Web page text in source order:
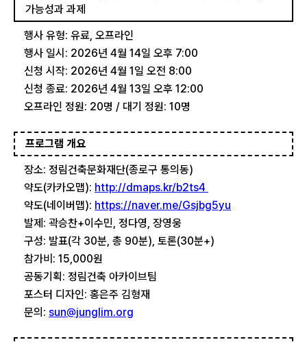
가능성과 과제
행사 유형: 유료, 오프라인
행사 일시: 2026년 4월 14일 오후 7:00
신청 시작: 2026년 4월 1일 오전 8:00
신청 종료: 2026년 4월 13일 오후 12:00
오프라인 정원: 20명 / 대기 정원: 10명
프로그램 개요
장소: 정림건축문화재단(종로구 통의동)
약도(카카오맵): http://dmaps.kr/b2ts4
약도(네이버맵): https://naver.me/Gsjbg5yu
발제: 곽승찬+이수민, 정다영, 장영웅
구성: 발표(각 30분, 총 90분), 토론(30분+)
참가비: 15,000원
공동기획: 정림건축 아카이브팀
포스터 디자인: 홍은주 김형재
문의: sun@junglim.org